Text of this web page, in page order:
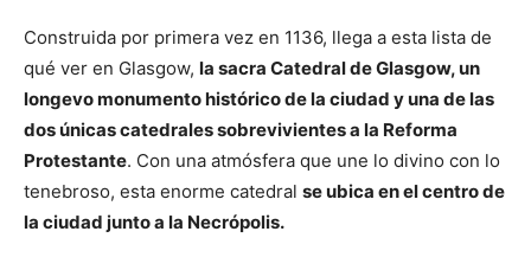
Construida por primera vez en 1136, llega a esta lista de
qué ver en Glasgow, la sacra Catedral de Glasgow, un
longevo monumento histórico de la ciudad y una de las
dos únicas catedrales sobrevivientes a la Reforma
Protestante. Con una atmósfera que une lo divino con lo
tenebroso, esta enorme catedral se ubica en el centro de
la ciudad junto a la Necrópolis.